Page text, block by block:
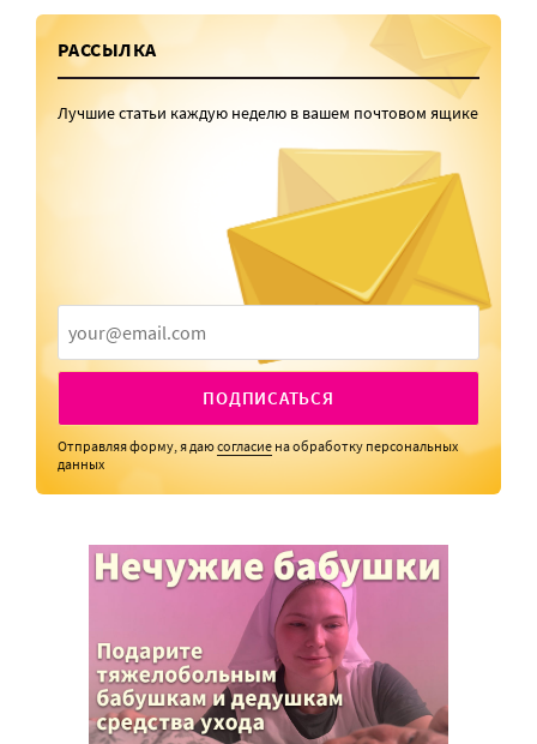
РАССЫЛКА
Лучшие статьи каждую неделю в вашем почтовом ящике
ПОДПИСАТЬСЯ
Отправляя форму, я даюсогласие на обработку персональных
данных